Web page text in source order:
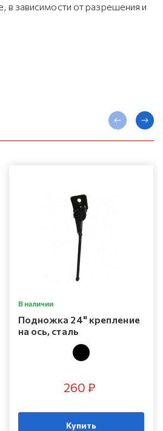
в зависимости от разрешения и
В наличии
Подножка 24" крепление
на ось, сталь
260 ₽
Купить